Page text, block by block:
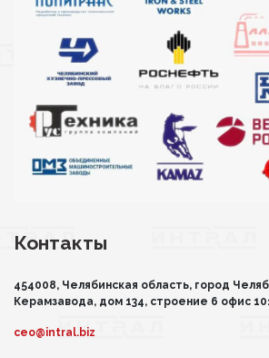
Контакты
454008, Челябинская область, город
Керамзавода, дом 134, строение 6 офис
ceo@intral.biz